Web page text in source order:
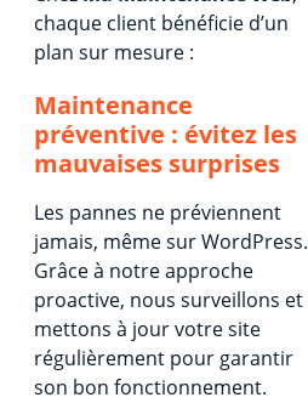
chaque client bénéficie d’un
plan sur mesure :
Maintenance
préventive : évitez les
mauvaises surprises
Les pannes ne préviennent
jamais, même sur WordPress.
Grâce à notre approche
proactive, nous surveillons et
mettons à jour votre site
régulièrement pour garantir
son bon fonctionnement.